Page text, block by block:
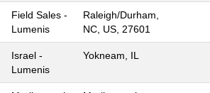
Field Sales -
Lumenis
Raleigh/Durham,
NC, US, 27601
Israel -
Lumenis
Yokneam, IL